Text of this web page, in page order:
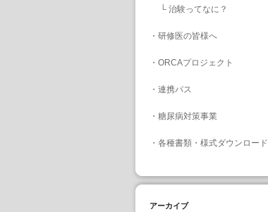
└ 治験ってなに？
・ 研修医の皆様へ
・ ORCAプロジェクト
・ 連携パス
・ 糖尿病対策事業
・ 各種書類・様式ダウンロード
アーカイブ